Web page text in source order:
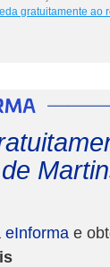
gratuitamente ao
eInforma e